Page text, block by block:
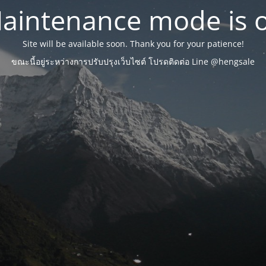
mode is
Site will be available soon. Thank you for your patience!
ขณะนี้อยู่ระหว่างการปรับปรุงเว็บไซต์ โปรดติดต่อ Line @hengsale